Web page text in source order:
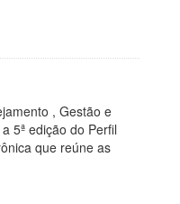
, Gestão e
5ª edição do Perfil
que reúne as